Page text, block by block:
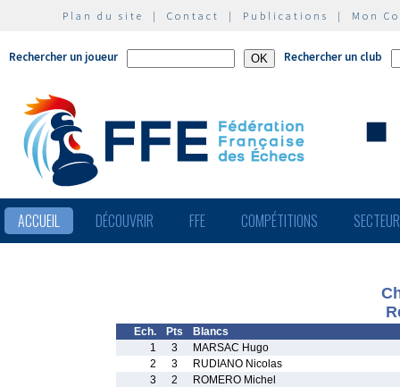
Plan du site | Contact | Publications | Mon
Rechercher un joueur Rechercher un club
ACCUEIL DÉCOUVRIR FFE COMPÉTITIONS
Ech. Pts
Blancs
1
3
MARSAC Hugo
2
3
RUDIANO Nicolas
3
2
ROMERO Michel